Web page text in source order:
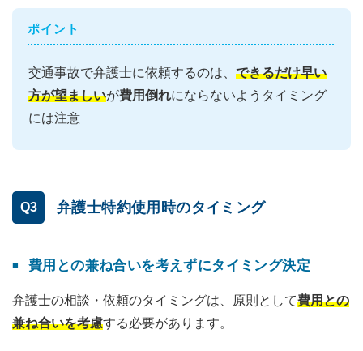
ポイント
交通事故で弁護士に依頼するのは、 できるだけ早い
方が望ましいが費用倒れにならないようタイミング
には注意
Q3 弁護士特約使用時のタイミング
費用との兼ね合いを考えずにタイミング決定
弁護士の相談・依頼のタイミングは、原則として費用との
兼ね合いを考慮する必要があります。